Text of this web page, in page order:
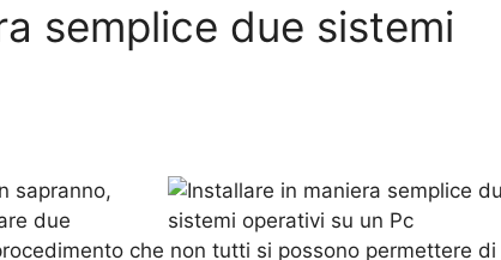
semplice due sistemi
sapranno,
due
che non tutti si possono permettere di